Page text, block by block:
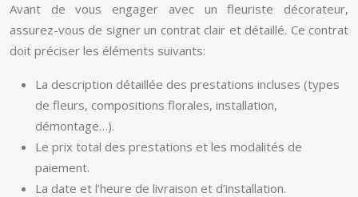
Avant de vous engager avec un fleuriste décorateur,
assurez-vous de signer un contrat clair et détaillé. Ce contrat
doit préciser les éléments suivants:
La description détaillée des prestations incluses (types
de fleurs, compositions florales, installation,
démontage…).
Le prix total des prestations et les modalités de
paiement.
La date et l’heure de livraison et d’installation.